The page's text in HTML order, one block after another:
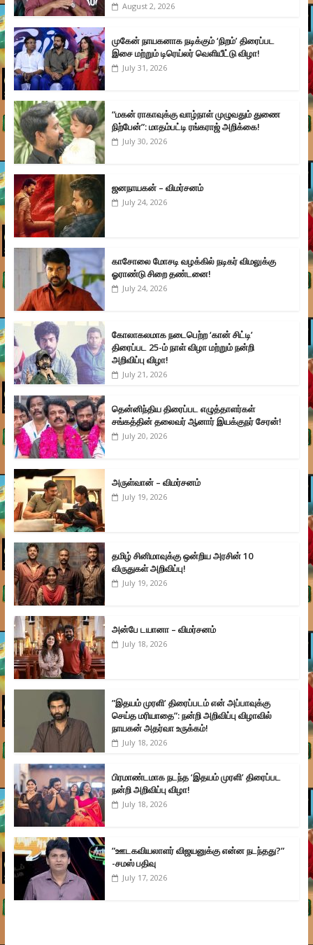
August 2, 2026
முகேன் நாயகனாக நடிக்கும் ‘நிறம்’ திரைப்பட
இசை மற்றும் டிரெய்லர் வெளியீட்டு விழா!
July 31, 2026
“மகன் ராகாவுக்கு வாழ்நாள் முழுவதும் துணை
நிற்பேன்”: மாதம்பட்டி ரங்கராஜ் அறிக்கை!
July 30, 2026
ஜனநாயகன் – விமர்சனம்
July 24, 2026
காசோலை மோசடி வழக்கில் நடிகர் விமலுக்கு
ஓராண்டு சிறை தண்டனை!
July 24, 2026
கோலாகலமாக நடைபெற்ற ‘கான் சிட்டி’
திரைப்பட 25-ம் நாள் விழா மற்றும் நன்றி
அறிவிப்பு விழா!
July 21, 2026
தென்னிந்திய திரைப்பட எழுத்தாளர்கள்
சங்கத்தின் தலைவர் ஆனார் இயக்குநர் சேரன்!
July 20, 2026
அருள்வான் – விமர்சனம்
July 19, 2026
தமிழ் சினிமாவுக்கு ஒன்றிய அரசின் 10
விருதுகள் அறிவிப்பு!
July 19, 2026
அன்பே டயானா – விமர்சனம்
July 18, 2026
”இதயம் முரளி’ திரைப்படம் என் அப்பாவுக்கு
செய்த மரியாதை”: நன்றி அறிவிப்பு விழாவில்
நாயகன் அதர்வா உருக்கம்!
July 18, 2026
பிரமாண்டமாக நடந்த ‘இதயம் முரளி’ திரைப்பட
நன்றி அறிவிப்பு விழா!
July 18, 2026
”ஊடகவியலாளர் விஜயனுக்கு என்ன நடந்தது?”
-சமஸ் பதிவு
July 17, 2026